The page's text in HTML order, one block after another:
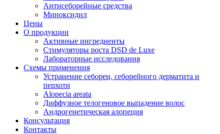
Антисеборейные средства
Миноксидил
Цены
О продукции
Активные ингредиенты
Стимуляторы роста DSD de Luxe
Лабораторные исследования
Схемы применения
Устранение себореи, себорейного дерматита и
перхоти
Alopecia areata
Диффузное телогеновое выпадение волос
Андрогенетическая алопеция
Консультация
Контакты